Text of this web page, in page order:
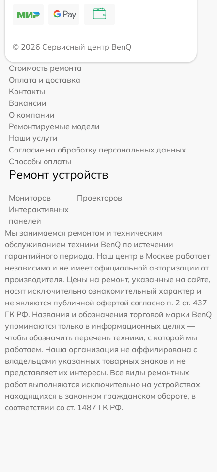
© 2026 Сервисный центр BenQ
Стоимость ремонта
Оплата и доставка
Контакты
Вакансии
О компании
Ремонтируемые модели
Наши услуги
Согласие на обработку персональных данных
Способы оплаты
Ремонт устройств
Мониторов
Проекторов
Интерактивных
панелей
Мы занимаемся ремонтом и техническим
обслуживанием техники BenQ по истечении
гарантийного периода. Наш центр в Москве работает
независимо и не имеет официальной авторизации от
производителя. Цены на ремонт, указанные на сайте,
носят исключительно ознакомительный характер и
не являются публичной офертой согласно п. 2 ст. 437
ГК РФ. Названия и обозначения торговой марки BenQ
упоминаются только в информационных целях —
чтобы обозначить перечень техники, с которой мы
работаем. Наша организация не аффилирована с
владельцами указанных товарных знаков и не
представляет их интересы. Все виды ремонтных
работ выполняются исключительно на устройствах,
находящихся в законном гражданском обороте, в
соответствии со ст. 1487 ГК РФ.